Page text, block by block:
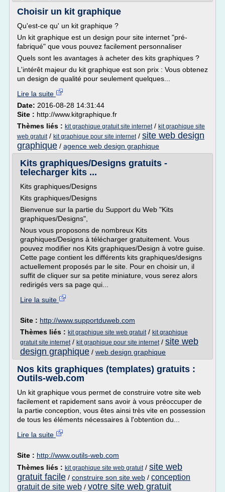
Choisir un kit graphique
Qu'est-ce qu' un kit graphique ?
Un kit graphique est un design pour site internet "pré-
fabriqué" que vous pouvez facilement personnaliser
Quels sont les avantages à acheter des kits graphiques ?
L'intérêt majeur du kit graphique est son prix : Vous obtenez
un design de qualité pour seulement quelques...
Lire la suite
Date: 2016-08-28 14:31:44
Site : http://www.kitgraphique.fr
Thèmes liés : kit graphique gratuit site internet/ kit graphique site
web gratuit/ kit graphique pour site internet/ site web design
graphique / agence web design graphique
Kits graphiques/Designs gratuits -
telecharger kits ...
Kits graphiques/Designs
Kits graphiques/Designs
Bienvenue sur la partie du Support du Web "Kits
graphiques/Designs",
Nous vous proposons de nombreux Kits
graphiques/Designs à télécharger gratuitement. Vous
pouvez modifier nos Kits graphiques/Design à votre guise.
Cette page contient les différents kits graphiques/designs
actuellement proposés par le site. Pour en choisir un, il
suffit de cliquer sur sa petite miniature, vous serez alors
redirigés vers sa page qui...
Lire la suite
Site : http://www.supportduweb.com
Thèmes liés : kit graphique site web gratuit/ kit graphique
gratuit site internet/ kit graphique pour site internet/ site web
design graphique / web design graphique
Nos kits graphiques (templates) gratuits :
Outils-web.com
Un kit graphique vous permet de construire votre site web
facilement et rapidement sans avoir à vous préoccuper de
la partie conception, vous êtes ainsi très vite en possession
de tous les éléments nécessaires à l'obtention du...
Lire la suite
Site : http://www.outils-web.com
Thèmes liés : kit graphique site web gratuit/ site web
gratuit facile / construire son site web / conception
gratuit de site web / votre site web gratuit